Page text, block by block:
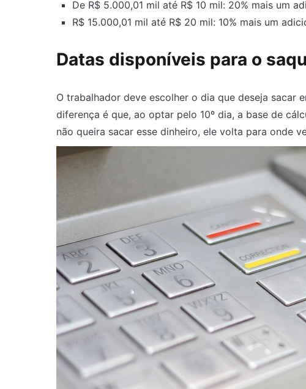
De R$ 5.000,01 mil até R$ 10 mil: 20% mais um
R$ 15.000,01 mil até R$ 20 mil: 10% mais um
Datas disponíveis para o
O trabalhador deve escolher o dia que deseja sacar
diferença é que, ao optar pelo 10º dia, a base de
não queira sacar esse dinheiro, ele volta para onde